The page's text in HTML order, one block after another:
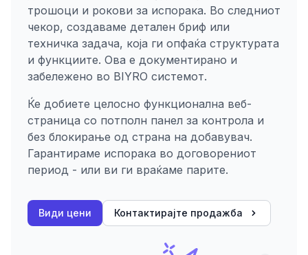
трошоци и рокови за испорака. Во следниот
чекор, создаваме детален бриф или
техничка задача, која ги опфаќа структурата
и функциите. Ова е документирано и
забележено во BIYRO системот.
Ќе добиете целосно функционална веб-
страница со потполн панел за контрола и
без блокирање од страна на добавувач.
Гарантираме испорака во договорениот
период - или ви ги враќаме парите.
Види цени Контактирајте продажба